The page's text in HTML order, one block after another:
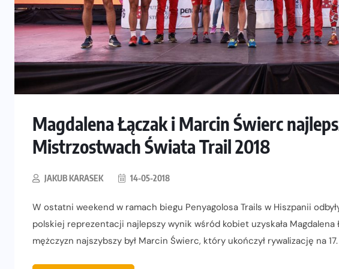
Magdalena Łączak i Marcin Świerc
Mistrzostwach Świata Trail 2018
JAKUB KARASEK 14-05-2018
W ostatni weekend w ramach biegu Penyagolosa Trails w Hiszpanii
polskiej reprezentacji najlepszy wynik wśród kobiet uzyskała Magdalena
mężczyzn najszybszy był Marcin Świerc, który ukończył rywalizację na